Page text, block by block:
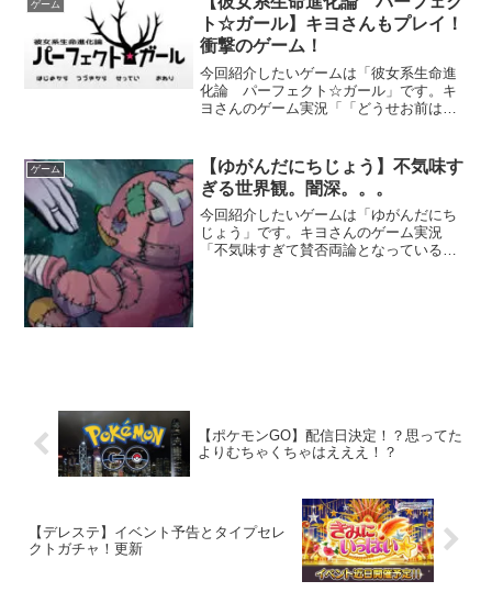
です。人間の社会...
ゲーム
ト☆ガール】キヨさんもプレイ！
衝撃のゲーム！
今回紹介したいゲームは「彼女系生命進
化論 パーフェクト☆ガール」です。キ
ヨさんのゲーム実況「「どうせお前はヒ
りましたので一番下に動画を載せさせて
いただきます。どんな...
ゲーム
【ゆがんだにちじょう】不気味す
ぎる世界観。闇深。。。
今回紹介したいゲームは「ゆがんだにち
じょう」です。キヨさんのゲーム実況
「不気味すぎて賛否両論となっている話
【ポケモンGO】配信日決定！？思ってた
よりむちゃくちゃはえええ！？
【デレステ】イベント予告とタイプセレ
クトガチャ！更新